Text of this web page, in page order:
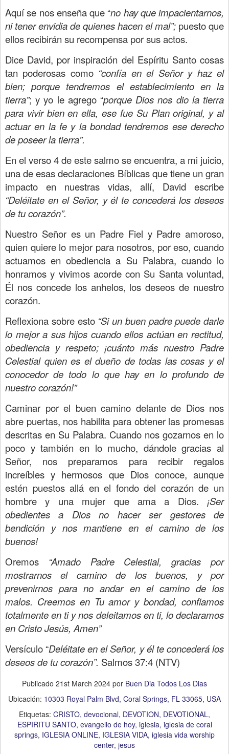
Aquí se nos enseña que “no hay que impacientarnos,
ni tener envidia de quienes hacen el mal”; puesto que
ellos recibirán su recompensa por sus actos.
Dice David, por inspiración del Espíritu Santo cosas
tan poderosas como “confía en el Señor y haz el
bien; porque tendremos el establecimiento en la
tierra”; y yo le agrego “porque Dios nos dio la tierra
para vivir bien en ella, ese fue Su Plan original, y al
actuar en la fe y la bondad tendremos ese derecho
de poseer la tierra”.
En el verso 4 de este salmo se encuentra, a mi juicio,
una de esas declaraciones Bíblicas que tiene un gran
impacto en nuestras vidas, allí, David escribe
“Deléitate en el Señor, y él te concederá los deseos
de tu corazón”.
Nuestro Señor es un Padre Fiel y Padre amoroso,
quien quiere lo mejor para nosotros, por eso, cuando
actuamos en obediencia a Su Palabra, cuando lo
honramos y vivimos acorde con Su Santa voluntad,
Él nos concede los anhelos, los deseos de nuestro
corazón.
Reflexiona sobre esto “Si un buen padre puede darle
lo mejor a sus hijos cuando ellos actúan en rectitud,
obediencia y respeto; ¡cuánto más nuestro Padre
Celestial quien es el dueño de todas las cosas y el
conocedor de todo lo que hay en lo profundo de
nuestro corazón!”
Caminar por el buen camino delante de Dios nos
abre puertas, nos habilita para obtener las promesas
descritas en Su Palabra. Cuando nos gozarnos en lo
poco y también en lo mucho, dándole gracias al
Señor, nos preparamos para recibir regalos
increíbles y hermosos que Dios conoce, aunque
estén puestos allá en el fondo del corazón de un
hombre y una mujer que ama a Dios. ¡Ser
obedientes a Dios no hacer ser gestores de
bendición y nos mantiene en el camino de los
buenos!
Oremos “Amado Padre Celestial, gracias por
mostrarnos el camino de los buenos, y por
prevenirnos para no andar en el camino de los
malos. Creemos en Tu amor y bondad, confiamos
totalmente en ti y nos deleitamos en ti, lo declaramos
en Cristo Jesús, Amen”
Versículo “Deléitate en el Señor, y él te concederá los
deseos de tu corazón”. Salmos 37:4 (NTV)
Publicado 21st March 2024 por Buen Dia Todos Los Dias
Ubicación: 10303 Royal Palm Blvd, Coral Springs, FL 33065, USA
Etiquetas: CRISTO devocional DEVOTION DEVOTIONAL
ESPIRITU SANTO evangelio de hoy iglesia iglesia de coral
springs IGLESIA ONLINE IGLESIA VIDA iglesia vida worship
center jesus